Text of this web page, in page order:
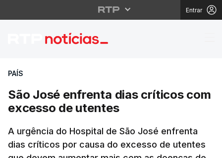
Entrar
São José enfrenta
PAÍS
São José enfrenta dias críticos com
excesso de utentes
A urgência do Hospital de São José enfrenta
dias críticos por causa do excesso de utentes